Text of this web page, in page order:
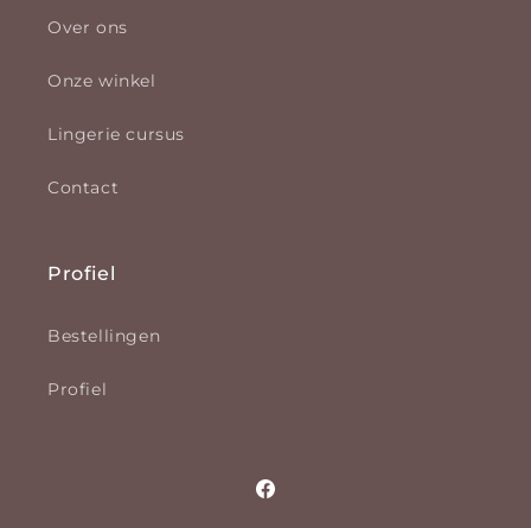
Over ons
Onze winkel
Lingerie cursus
Contact
Profiel
Bestellingen
Profiel
Facebook